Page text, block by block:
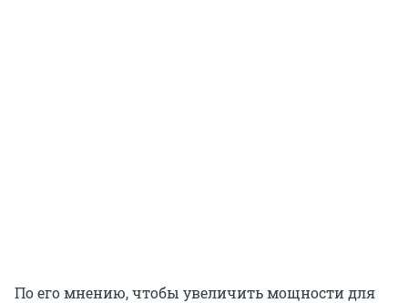
По его мнению, чтобы увеличить мощности для